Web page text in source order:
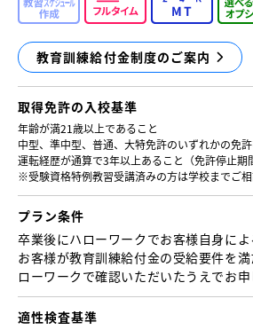
教育訓練給付金制度のご案内
取得免許の入校基準
年齢が満21歳以上であること
中型、準中型、普通、大特免許のいずれかの免
運転経歴が通算で3年以上あること（免許停止期
※受験資格特例教習受講済みの方は学校までご相
プラン条件
卒業後にハローワークでお客様自身によ
お客様が教育訓練給付金の受給要件を
ローワークで確認いただいたうえでお申
適性検査基準